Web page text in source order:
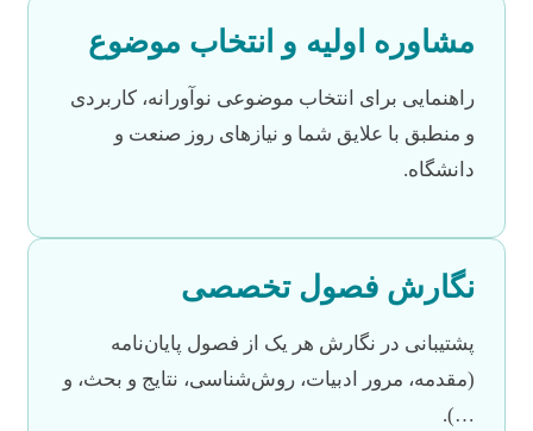
مشاوره اولیه و انتخاب موضوع
راهنمایی برای انتخاب موضوعی نوآورانه، کاربردی
و منطبق با علایق شما و نیازهای روز صنعت و
دانشگاه.
نگارش فصول تخصصی
پشتیبانی در نگارش هر یک از فصول پایان‌نامه
(مقدمه، مرور ادبیات، روش‌شناسی، نتایج و بحث، و
…).